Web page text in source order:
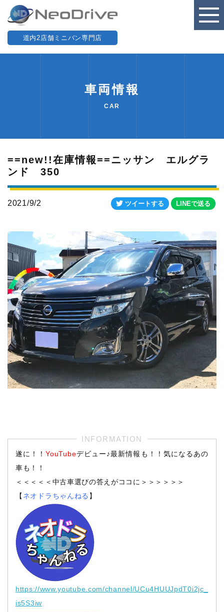
道内2店舗ミニバン専門店
車両情報
CAR
==new!!在庫情報==ニッサン エルグラ
ンド 350
2021/9/2 ツイートする LINEで送る
遂に！！YouTubeデビュー♪最新情報も！！気になるあの
車も！！
＜＜＜＜＜中古車選びの答えがココに＞＞＞＞＞＞
【 ネオドラちゃんねる 】
https://www.youtube.com/channel/UCu4HUUJpdT0i2jc_
is5S3iw